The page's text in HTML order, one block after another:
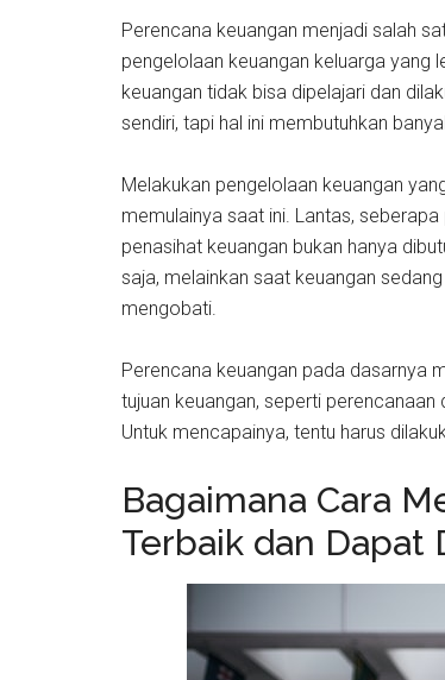
Perencana keuangan menjadi salah
pengelolaan keuangan keluarga yang
keuangan tidak bisa dipelajari dan
sendiri, tapi hal ini membutuhkan
Melakukan pengelolaan keuangan
memulainya saat ini. Lantas,
penasihat keuangan bukan hanya
saja, melainkan saat keuangan
mengobati.
Perencana keuangan pada dasarnya
tujuan keuangan, seperti perencanaan
Untuk mencapainya, tentu harus
Bagaimana Cara
Terbaik dan Dapat